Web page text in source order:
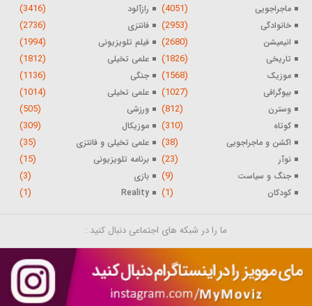
ماجراجویی (4051) رازآلود (3416)
خانوادگی (2953) فانتزی (2736)
انیمیشن (2680) فیلم تلویزیونی (1994)
تاریخی (1826) علمی تخیلی (1812)
موزیک (1568) جنگی (1136)
بیوگرافی (1027) علمی تخیلی (1014)
وسترن (812) ورزشی (505)
کوتاه (310) موزیکال (309)
اکشن و ماجراجویی (38) علمی تخیلی و فانتزی (35)
نوآر (23) برنامه تلویزیونی (15)
جنگ و سیاست (9) بازی (3)
کودکان (1)
Reality
(1)
ما را در شبکه های اجتماعی دنبال کنید :